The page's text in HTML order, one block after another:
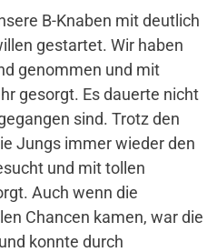
B-Knaben mit deutlich
gestartet. Wir haben
genommen und mit
gesorgt. Es dauerte nicht
sind. Trotz den
Jungs immer wieder den
und mit tollen
Auch wenn die
Chancen kamen, war die
konnte durch